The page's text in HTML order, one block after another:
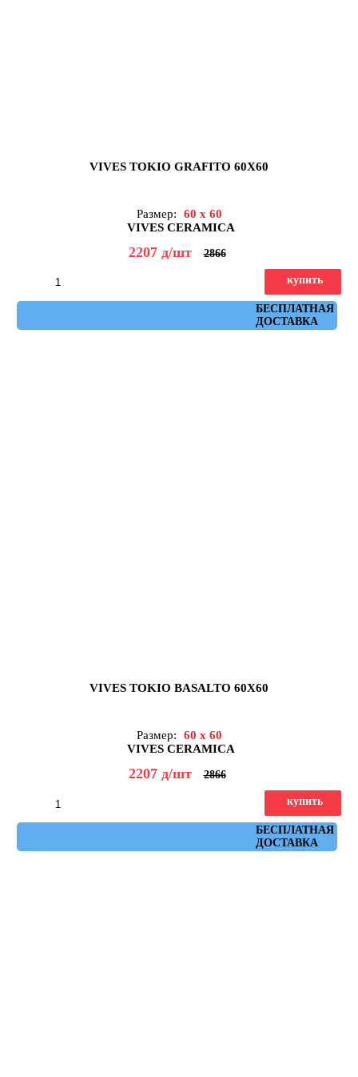
VIVES TOKIO GRAFITO 60X60
Размер:
60 x 60
VIVES CERAMICA
2207 д/шт 2866
БЕСПЛАТНАЯ
ДОСТАВКА
купить
VIVES TOKIO BASALTO 60X60
Размер:
60 x 60
VIVES CERAMICA
2207 д/шт 2866
БЕСПЛАТНАЯ
ДОСТАВКА
купить